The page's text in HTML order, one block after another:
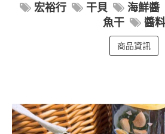
宏裕行 干貝 海鮮醬
魚干
醬料
商品資訊